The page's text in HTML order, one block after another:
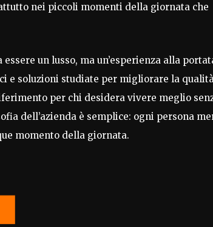
nei piccoli momenti della giornata che
un lusso, ma un’esperienza alla
e soluzioni studiate per migliorare la qualità
per chi desidera vivere meglio
dell’azienda è semplice: ogni persona
momento della giornata.